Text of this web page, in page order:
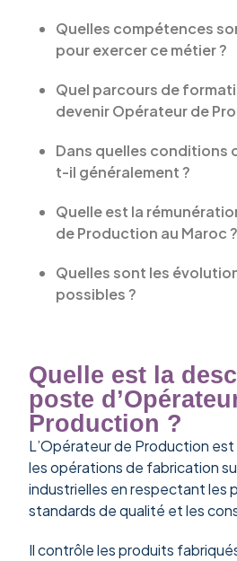
Quelles compétences
pour exercer ce métier ?
Quel parcours de
devenir Opérateur de
Dans quelles conditions
t-il généralement ?
Quelle est la
de Production au Maroc ?
Quelles sont les
possibles ?
Quelle est la
poste
Production ?
L’Opérateur de Production
les opérations de fabrication
industrielles en respectant les
standards de qualité et les
Il contrôle les produits